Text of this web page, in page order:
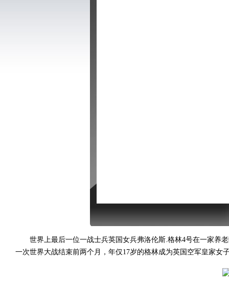
世界上最后一位一战士兵英国女兵弗洛伦斯.格林4号在一家养老
一次世界大战结束前两个月，年仅17岁的格林成为英国空军皇家女